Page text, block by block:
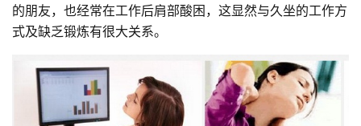
的朋友，也经常在工作后肩部酸困，这显然与久坐的工作方
式及缺乏锻炼有很大关系。